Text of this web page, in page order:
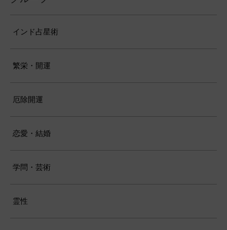
インド占星術
繁栄・開運
厄除開運
恋愛・結婚
学問・芸術
霊性